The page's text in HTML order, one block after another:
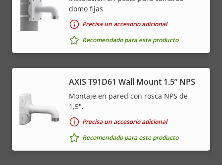
domo fijas
Precisa un accesorio adicional
Recomendado para este producto
AXIS T91D61 Wall Mount 1.5” NPS
Montaje en pared con rosca NPS de
1,5".
Precisa un accesorio adicional
Recomendado para este producto